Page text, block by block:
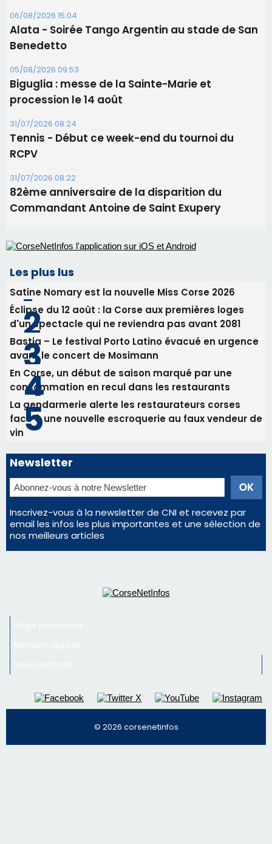
06/08/2026 15:04
Alata - Soirée Tango Argentin au stade de San
Benedetto
05/08/2026 09:53
Biguglia : messe de la Sainte-Marie et
procession le 14 août
31/07/2026 08:24
Tennis - Début ce week-end du tournoi du
RCPV
31/07/2026 08:22
82ème anniversaire de la disparition du
Commandant Antoine de Saint Exupery
Les plus lus
Satine Nomary est la nouvelle Miss Corse 2026
Éclipse du 12 août : la Corse aux premières loges
d'un spectacle qui ne reviendra pas avant 2081
Bastia – Le festival Porto Latino évacué en urgence
avant le concert de Mosimann
En Corse, un début de saison marqué par une
consommation en recul dans les restaurants
La gendarmerie alerte les restaurateurs corses
face à une nouvelle escroquerie au faux vendeur de
vin
Newsletter
Inscrivez-vous à la newsletter de CNI et recevez par
email les infos les plus importantes et une sélection de
nos meilleurs articles
© 2026 corsenetinfos